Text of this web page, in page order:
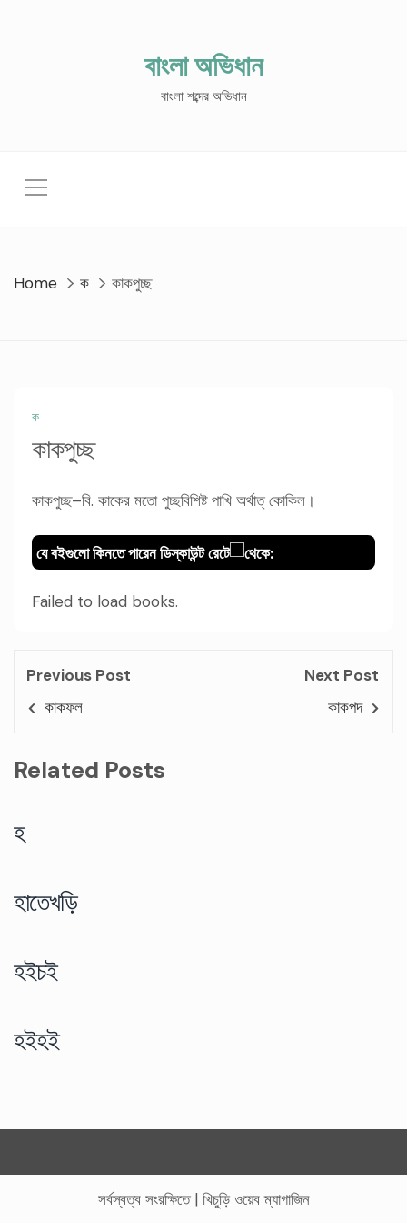
বাংলা অভিধান
বাংলা শব্দের অভিধান
Home ক কাকপুচ্ছ
ক
কাকপুচ্ছ
কাকপুচ্ছ–বি. কাকের মতো পুচ্ছবিশিষ্ট পাখি অর্থাত্ কোকিল।
যে বইগুলো কিনতে পারেন ডিস্কাউন্ট রেটে থেকে:
Failed to load books.
Previous Post
কাকফল
Next Post
কাকপদ
Related Posts
হ
হাতেখড়ি
হইচই
হইহই
সর্বস্বত্ব সংরক্ষিতে | খিচুড়ি ওয়েব ম্যাগাজিন